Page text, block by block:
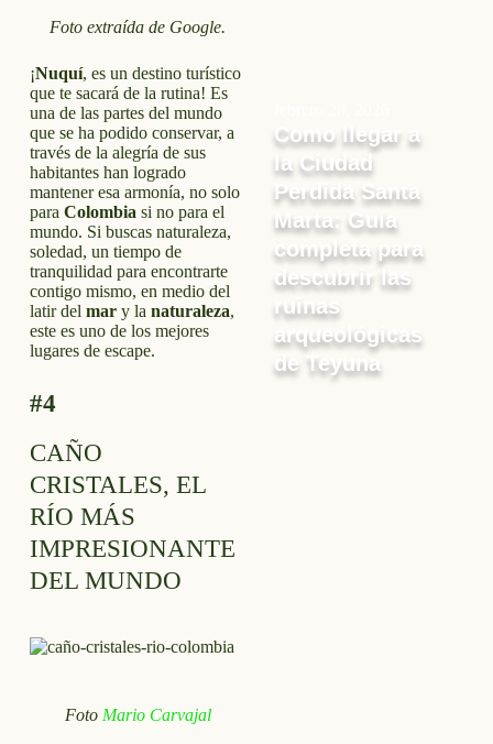
Foto extraída de Google.
¡Nuquí, es un destino turístico
que te sacará de la rutina! Es
una de las partes del mundo
que se ha podido conservar, a
través de la alegría de sus
habitantes han logrado
mantener esa armonía, no solo
para Colombia si no para el
mundo. Si buscas naturaleza,
soledad, un tiempo de
tranquilidad para encontrarte
contigo mismo, en medio del
latir del mary la naturaleza,
este es uno de los mejores
lugares de escape.
#4
CAÑO
CRISTALES, EL
RÍO MÁS
IMPRESIONANTE
DEL MUNDO
Foto Mario Carvajal
Como llegar a
la Ciudad
Perdida Santa
Marta: Guía
completa para
descubrir las
ruinas
arqueológicas
de Teyuna